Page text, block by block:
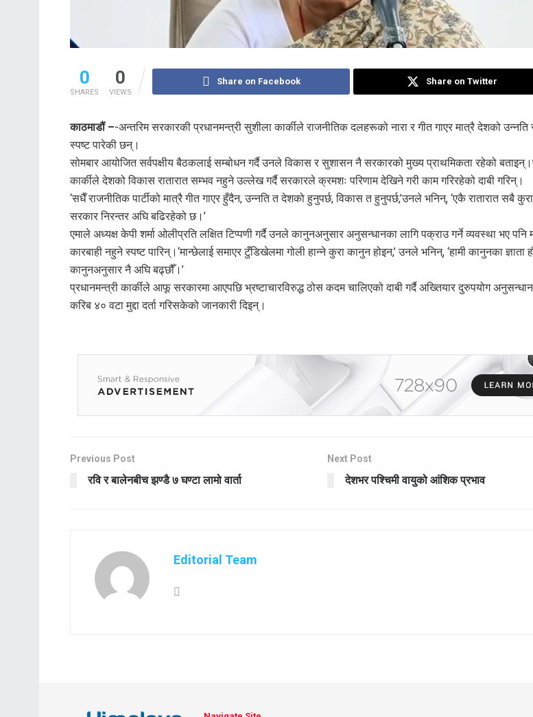
0
SHARES
0
VIEWS
Share on Facebook Share on Twitter
काठमाडौं –-अन्तरिम सरकारकी प्रधानमन्त्री सुशीला कार्कीले राजनीतिक दलहरूको नारा र गीत गाएर मात्रै देशको
स्पष्ट पारेकी छन्।
सोमबार आयोजित सर्वपक्षीय बैठकलाई सम्बोधन गर्दै उनले विकास र सुशासन नै सरकारको मुख्य प्राथमिकता रहेको
कार्कीले देशको विकास रातारात सम्भव नहुने उल्लेख गर्दै सरकारले क्रमशः परिणाम देखिने गरी काम गरिरहेको दाबी गरिन्।
‘सधैँ राजनीतिक पार्टीको मात्रै गीत गाएर हुँदैन, उन्नति त देशको हुनुपर्छ, विकास त हुनुपर्छ,’उनले भनिन्, ‘एकै रातारात सबै
सरकार निरन्तर अघि बढिरहेको छ।’
एमाले अध्यक्ष केपी शर्मा ओलीप्रति लक्षित टिप्पणी गर्दै उनले कानुनअनुसार अनुसन्धानका लागि पक्राउ गर्ने व्यवस्था भए पनि
कारबाही नहुने स्पष्ट पारिन्।‘मान्छेलाई समाएर टुँडिखेलमा गोली हान्ने कुरा कानुन होइन,’ उनले भनिन्, ‘हामी कानुनका ज्ञाता
कानुनअनुसार नै अघि बढ्छौँ।’
प्रधानमन्त्री कार्कीले आफू सरकारमा आएपछि भ्रष्टाचारविरुद्ध ठोस कदम चालिएको दाबी गर्दै अख्तियार दुरुपयोग
करिब ४० वटा मुद्दा दर्ता गरिसकेको जानकारी दिइन्।
Previous Post
रवि र बालेनबीच झण्डै ७ घण्टा लामो वार्ता
Next Post
देशभर पश्चिमी वायुको आंशिक प्रभाव
Editorial Team